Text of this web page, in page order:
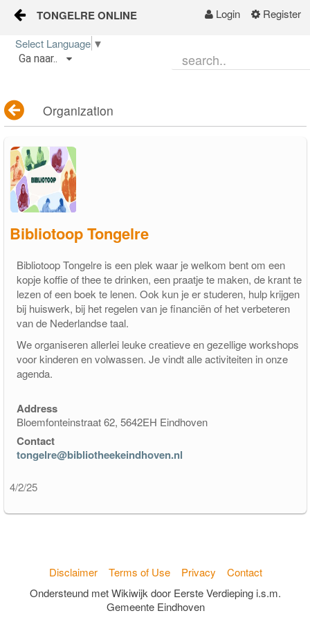
Skip to Content
Login Register
TONGELRE ONLINE
Start
Kalender
Nieuws
Groepen
Ga naar..
Organization
Bibliotoop Tongelre
Bibliotoop Tongelre is een plek waar je welkom bent om een
kopje koffie of thee te drinken, een praatje te maken, de krant te
lezen of een boek te lenen. Ook kun je er studeren, hulp krijgen
bij huiswerk, bij het regelen van je financiën of het verbeteren
van de Nederlandse taal.
We organiseren allerlei leuke creatieve en gezellige workshops
voor kinderen en volwassen. Je vindt alle activiteiten in onze
agenda.
Address
Bloemfonteinstraat 62, 5642EH Eindhoven
Contact
tongelre@bibliotheekeindhoven.nl
4/2/25
Disclaimer Terms of Use Privacy
Contact
Ondersteund met Wikiwijk door Eerste Verdieping i.s.m.
Gemeente Eindhoven
Select Language ▼